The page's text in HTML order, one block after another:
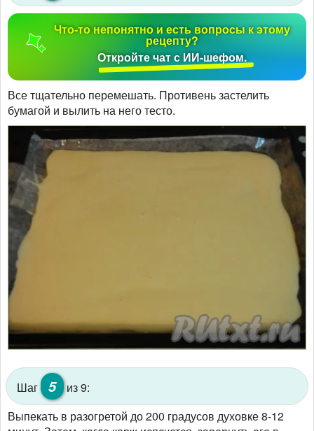
Что-то непонятно и есть вопросы к этому
рецепту?
Откройте чат с ИИ-шефом.
Все тщательно перемешать. Противень застелить
бумагой и вылить на него тесто.
Шаг 5
из 9:
Выпекать в разогретой до 200 градусов духовке 8-12